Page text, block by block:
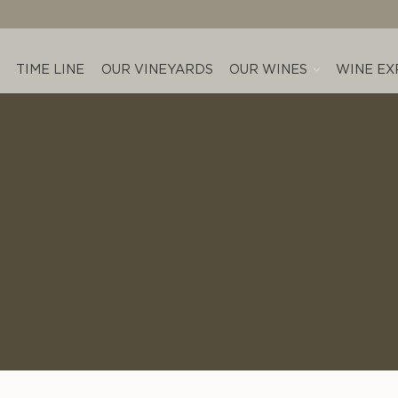
TIME LINE OUR VINEYARDS OUR WINES WINE